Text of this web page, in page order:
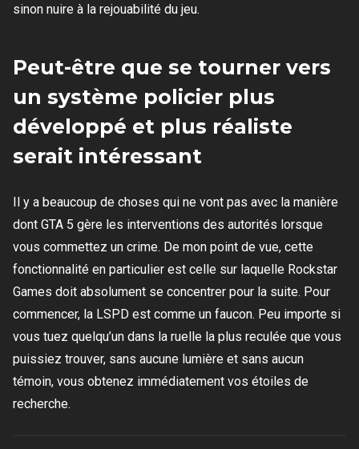
sinon nuire à la rejouabilité du jeu.
Peut-être que se tourner vers
un système policier plus
développé et plus réaliste
serait intéressant
Il y a beaucoup de choses qui ne vont pas avec la manière
dont GTA 5 gère les interventions des autorités lorsque
vous commettez un crime. De mon point de vue, cette
fonctionnalité en particulier est celle sur laquelle Rockstar
Games doit absolument se concentrer pour la suite. Pour
commencer, la LSPD est comme un faucon. Peu importe si
vous tuez quelqu’un dans la ruelle la plus reculée que vous
puissiez trouver, sans aucune lumière et sans aucun
témoin, vous obtenez immédiatement vos étoiles de
recherche.